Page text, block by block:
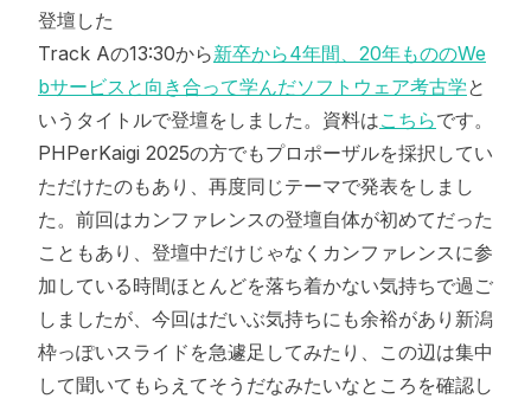
登壇した
Track Aの13:30から新卒から4年間、20年もののWe
bサービスと向き合って学んだソフトウェア考古学と
いうタイトルで登壇をしました。資料はこちらです。
PHPerKaigi 2025の方でもプロポーザルを採択してい
ただけたのもあり、再度同じテーマで発表をしまし
た。前回はカンファレンスの登壇自体が初めてだった
こともあり、登壇中だけじゃなくカンファレンスに参
加している時間ほとんどを落ち着かない気持ちで過ご
しましたが、今回はだいぶ気持ちにも余裕があり新潟
枠っぽいスライドを急遽足してみたり、この辺は集中
して聞いてもらえてそうだなみたいなところを確認し